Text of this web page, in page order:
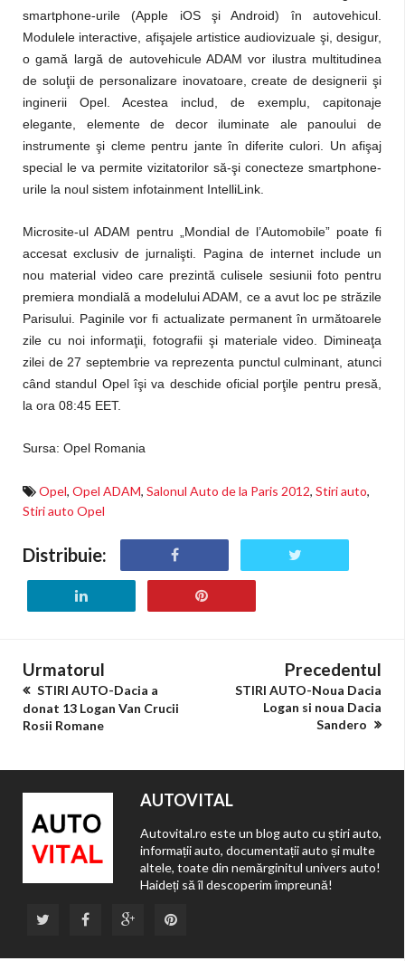
smartphone-urile (Apple iOS şi Android) în autovehicul.
Modulele interactive, afişajele artistice audiovizuale şi, desigur,
o gamă largă de autovehicule ADAM vor ilustra multitudinea
de soluţii de personalizare inovatoare, create de designerii şi
inginerii Opel. Acestea includ, de exemplu, capitonaje
elegante, elemente de decor iluminate ale panoului de
instrumente şi cleme pentru jante în diferite culori. Un afişaj
special le va permite vizitatorilor să-şi conecteze smartphone-
urile la noul sistem infotainment IntelliLink.
Microsite-ul ADAM pentru „Mondial de l’Automobile” poate fi
accesat exclusiv de jurnalişti. Pagina de internet include un
nou material video care prezintă culisele sesiunii foto pentru
premiera mondială a modelului ADAM, ce a avut loc pe străzile
Parisului. Paginile vor fi actualizate permanent în următoarele
zile cu noi informaţii, fotografii şi materiale video. Dimineaţa
zilei de 27 septembrie va reprezenta punctul culminant, atunci
când standul Opel îşi va deschide oficial porţile pentru presă,
la ora 08:45 EET.
Sursa: Opel Romania
Opel, Opel ADAM, Salonul Auto de la Paris 2012, Stiri auto,
Stiri auto Opel
Distribuie:
Urmatorul
STIRI AUTO-Dacia a
donat 13 Logan Van Crucii
Rosii Romane
Precedentul
STIRI AUTO-Noua Dacia
Logan si noua Dacia
Sandero
AUTOVITAL
Autovital.ro este un blog auto cu știri auto,
informații auto, documentații auto și multe
altele, toate din nemărginitul univers auto!
Haideți să îl descoperim împreună!